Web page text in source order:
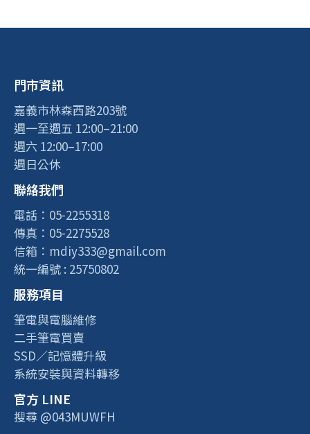
門市資訊
嘉義市林森西路203號
週一至週五 12:00–21:00
週六 12:00–17:00
週日公休
聯絡我們
電話：05-2255318
傳真：05-2275528
信箱：mdiy333@gmail.com
統一編號 : 25750802
服務項目
筆電與電腦維修
二手筆電買賣
SSD／記憶體升級
系統安裝與資料轉移
官方 LINE
搜尋 @043MUWFH